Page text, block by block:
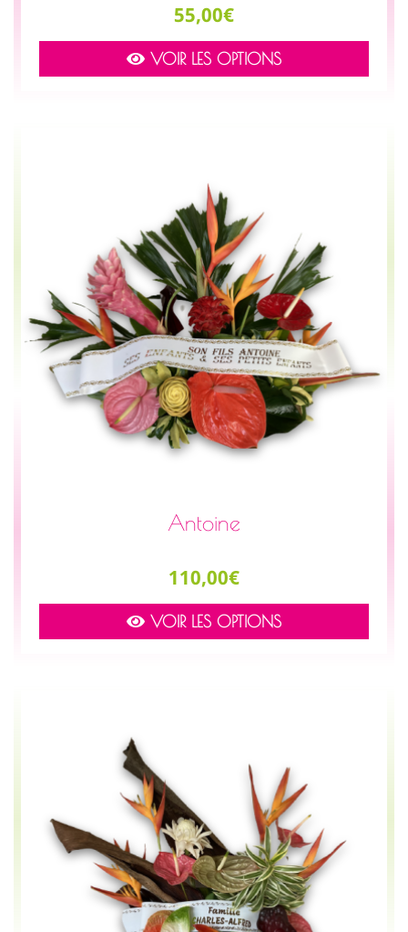
Prix
55,00€
VOIR LES OPTIONS
Antoine
Prix
110,00€
VOIR LES OPTIONS